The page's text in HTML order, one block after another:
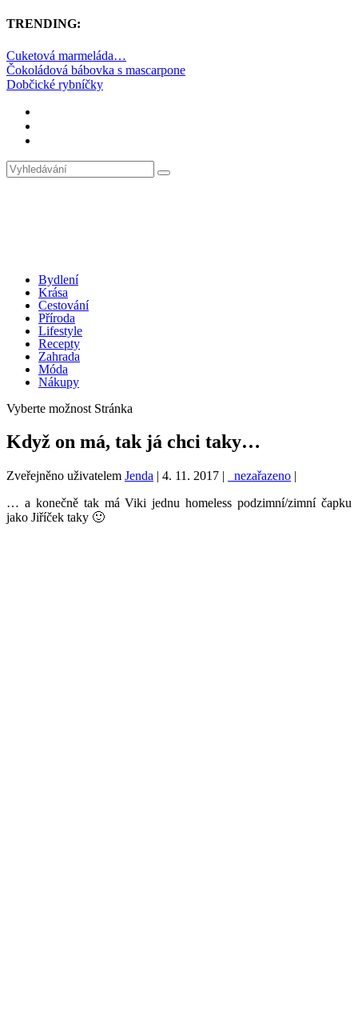
TRENDING:
Cuketová marmeláda…
Čokoládová bábovka s mascarpone
Dobčické rybníčky
Bydlení
Krása
Cestování
Příroda
Lifestyle
Recepty
Zahrada
Móda
Nákupy
Vyberte možnost Stránka
Když on má, tak já chci taky…
Zveřejněno uživatelem Jenda | 4. 11. 2017 | _nezařazeno |
… a konečně tak má Viki jednu homeless podzimní/zimní čapku
jako Jiříček taky 🙂